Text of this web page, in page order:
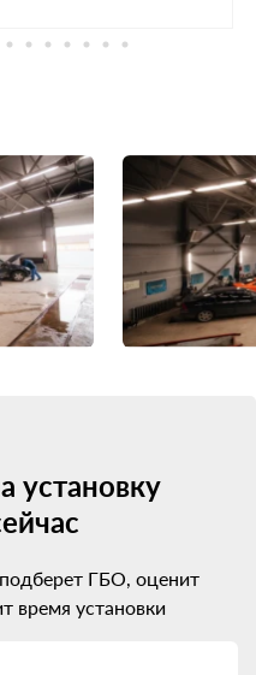
установку
ГБО, оценит
время установки